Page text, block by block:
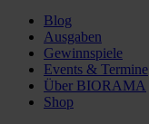
Blog
Ausgaben
Gewinnspiele
Events & Termine
Über BIORAMA
Shop